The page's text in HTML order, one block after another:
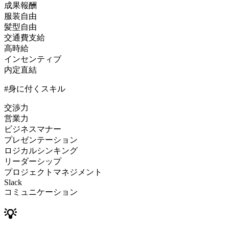
成果報酬
服装自由
髪型自由
交通費支給
高時給
インセンティブ
内定直結
#身に付くスキル
交渉力
営業力
ビジネスマナー
プレゼンテーション
ロジカルシンキング
リーダーシップ
プロジェクトマネジメント
Slack
コミュニケーション
💡